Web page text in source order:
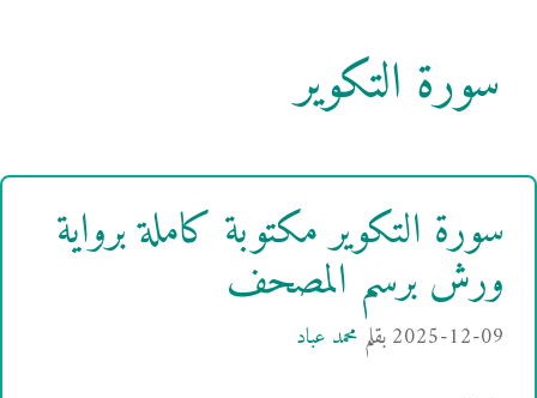
سورة التكوير
سورة التكوير مكتوبة كاملة برواية
ورش برسم المصحف
2025-12-09بقلم محمد عباد